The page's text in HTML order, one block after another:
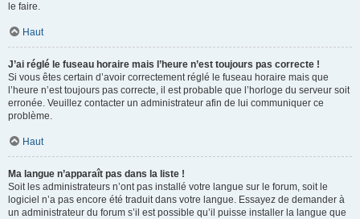
le faire.
Haut
J’ai réglé le fuseau horaire mais l’heure n’est toujours pas correcte !
Si vous êtes certain d’avoir correctement réglé le fuseau horaire mais que
l’heure n’est toujours pas correcte, il est probable que l’horloge du serveur soit
erronée. Veuillez contacter un administrateur afin de lui communiquer ce
problème.
Haut
Ma langue n’apparaît pas dans la liste !
Soit les administrateurs n’ont pas installé votre langue sur le forum, soit le
logiciel n’a pas encore été traduit dans votre langue. Essayez de demander à
un administrateur du forum s’il est possible qu’il puisse installer la langue que